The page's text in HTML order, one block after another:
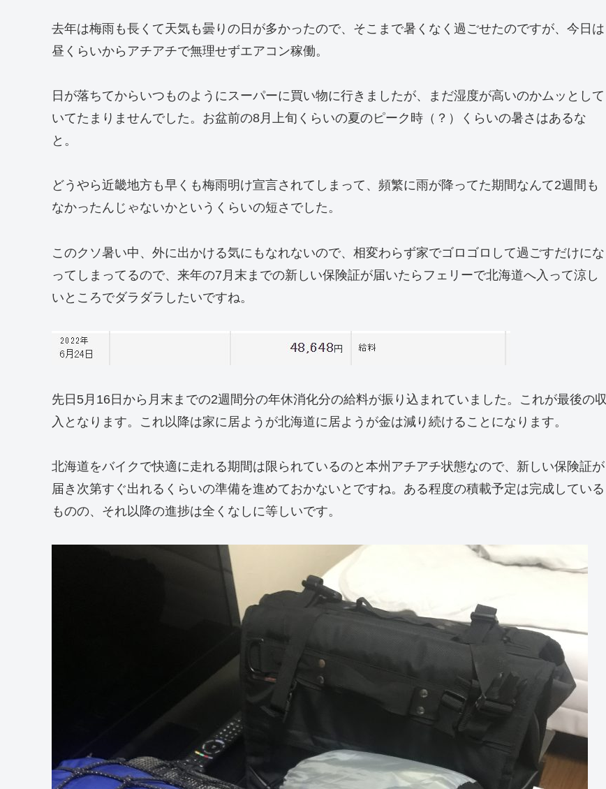
去年は梅雨も長くて天気も曇りの日が多かったので、そこまで暑くなく過ごせたのですが、今日は
昼くらいからアチアチで無理せずエアコン稼働。
日が落ちてからいつものようにスーパーに買い物に行きましたが、まだ湿度が高いのかムッとして
いてたまりませんでした。お盆前の8月上旬くらいの夏のピーク時（？）くらいの暑さはあるな
と。
どうやら近畿地方も早くも梅雨明け宣言されてしまって、頻繁に雨が降ってた期間なんて2週間も
なかったんじゃないかというくらいの短さでした。
このクソ暑い中、外に出かける気にもなれないので、相変わらず家でゴロゴロして過ごすだけにな
ってしまってるので、来年の7月末までの新しい保険証が届いたらフェリーで北海道へ入って涼し
いところでダラダラしたいですね。
先日5月16日から月末までの2週間分の年休消化分の給料が振り込まれていました。これが最後の収
入となります。これ以降は家に居ようが北海道に居ようが金は減り続けることになります。
北海道をバイクで快適に走れる期間は限られているのと本州アチアチ状態なので、新しい保険証が
届き次第すぐ出れるくらいの準備を進めておかないとですね。ある程度の積載予定は完成している
ものの、それ以降の進捗は全くなしに等しいです。